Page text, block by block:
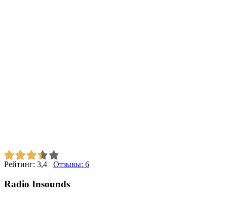
Рейтинг: 3,4 Отзывы: 6
Radio Insounds